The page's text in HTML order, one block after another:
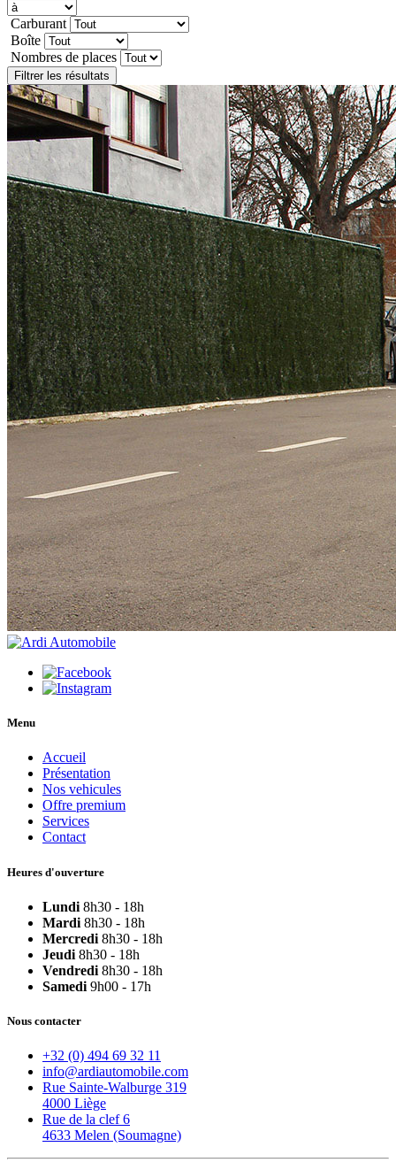
Carburant
Boîte
Nombres de places
Filtrer les résultats
Menu
Accueil
Présentation
Nos vehicules
Offre premium
Services
Contact
Heures d'ouverture
Lundi 8h30 - 18h
Mardi 8h30 - 18h
Mercredi 8h30 - 18h
Jeudi 8h30 - 18h
Vendredi 8h30 - 18h
Samedi 9h00 - 17h
Nous contacter
+32 (0) 494 69 32 11
info@ardiautomobile.com
Rue Sainte-Walburge 319
4000 Liège
Rue de la clef 6
4633 Melen (Soumagne)